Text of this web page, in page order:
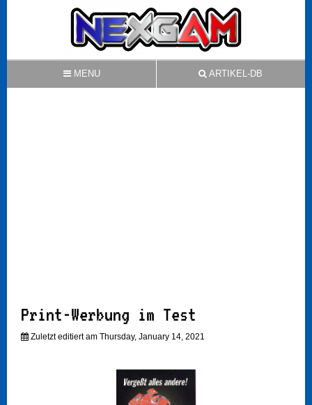
MENU ARTIKEL-DB
Print-Werbung im Test
Zuletzt editiert am Thursday, January 14, 2021